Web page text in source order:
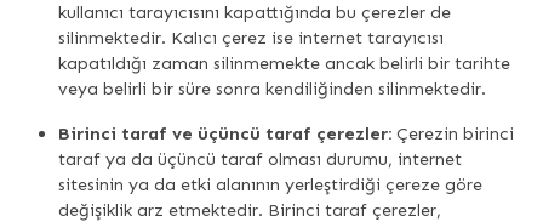
kullanıcı tarayıcısını kapattığında bu çerezler de
silinmektedir. Kalıcı çerez ise internet tarayıcısı
kapatıldığı zaman silinmemekte ancak belirli bir tarihte
veya belirli bir süre sonra kendiliğinden silinmektedir.
Birinci taraf ve üçüncü taraf çerezler: Çerezin birinci
taraf ya da üçüncü taraf olması durumu, internet
sitesinin ya da etki alanının yerleştirdiği çereze göre
değişiklik arz etmektedir. Birinci taraf çerezler,